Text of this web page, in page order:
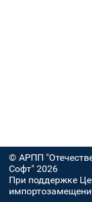
© АРПП
Софт" 2026
При поддержке